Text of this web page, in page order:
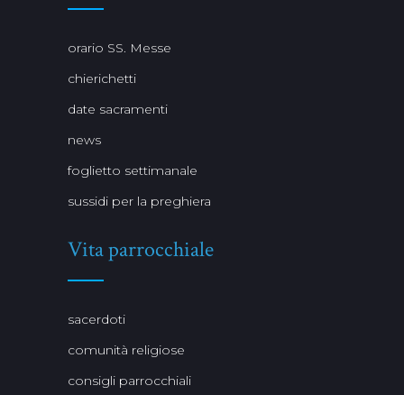
orario SS. Messe
chierichetti
date sacramenti
news
foglietto settimanale
sussidi per la preghiera
Vita parrocchiale
sacerdoti
comunità religiose
consigli parrocchiali